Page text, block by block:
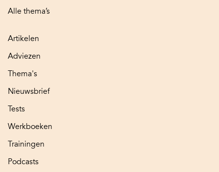
Alle thema’s
Artikelen
Adviezen
Thema's
Nieuwsbrief
Tests
Werkboeken
Trainingen
Podcasts